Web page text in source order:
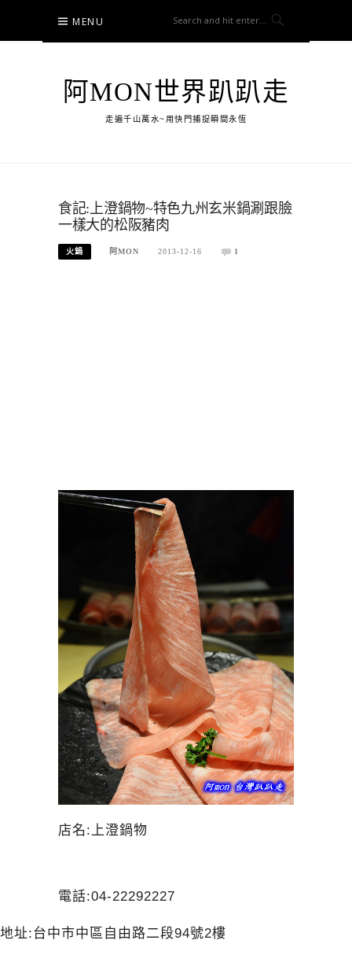
content
MENU
阿MON世界趴趴走
走遍千山萬水~用快門捕捉瞬間永恆
食記:上澄鍋物~特色九州玄米鍋涮跟臉
一樣大的松阪豬肉
火鍋 阿MON 2013-12-16 1
店名:上澄鍋物
電話:04-22292227
地址:台中市中區自由路二段94號2樓